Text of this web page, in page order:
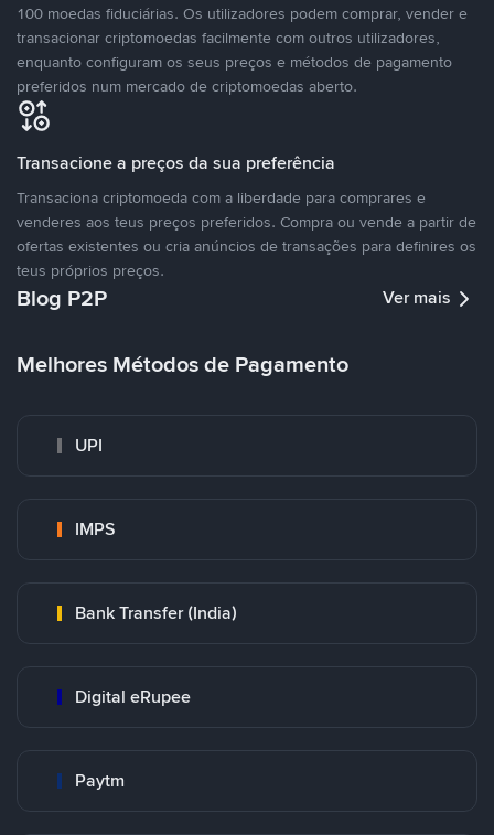
100 moedas fiduciárias. Os utilizadores podem comprar, vender e
transacionar criptomoedas facilmente com outros utilizadores,
enquanto configuram os seus preços e métodos de pagamento
preferidos num mercado de criptomoedas aberto.
Transacione a preços da sua preferência
Transaciona criptomoeda com a liberdade para comprares e
venderes aos teus preços preferidos. Compra ou vende a partir de
ofertas existentes ou cria anúncios de transações para definires os
teus próprios preços.
Blog P2P Ver mais
Melhores Métodos de Pagamento
UPI
IMPS
Bank Transfer (India)
Digital eRupee
Paytm